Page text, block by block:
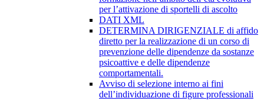
per l’attivazione di sportelli di ascolto
DATI XML
DETERMINA DIRIGENZIALE di affido
diretto per la realizzazione di un corso di
prevenzione delle dipendenze da sostanze
psicoattive e delle dipendenze
comportamentali.
Avviso di selezione interno ai fini
dell’individuazione di figure professionali